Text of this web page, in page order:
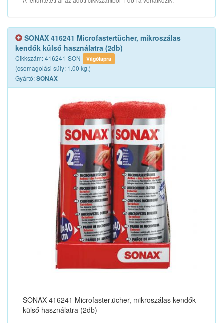
SONAX 416241 Microfastertücher, mikroszálas
kendők külső használatra (2db)
Cikkszám: 416241-SON Vágólapra
(csomagolási súly: 1.00 kg.)
Gyártó:SONAX
SONAX 416241 Microfastertücher, mikroszálas kendők
külső használatra (2db)